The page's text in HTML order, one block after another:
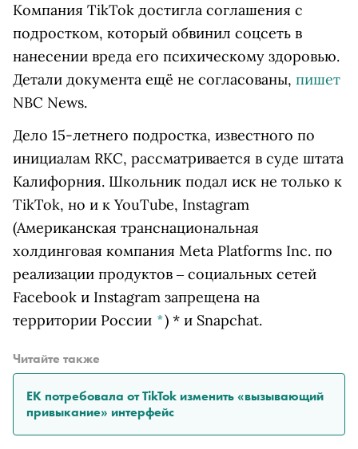
Компания TikTok достигла соглашения с
подростком, который обвинил соцсеть в
нанесении вреда его психическому здоровью.
Детали документа ещё не согласованы, пишет
NBC News.
Дело 15-летнего подростка, известного по
инициалам RKC, рассматривается в суде штата
Калифорния. Школьник подал иск не только к
TikTok, но и к YouTube, Instagram
(Американская транснациональная
холдинговая компания Meta Platforms Inc. по
реализации продуктов ‒ социальных сетей
Facebook и Instagram запрещена на
территории России *) * и Snapchat.
Читайте также
ЕК потребовала от TikTok изменить «вызывающий
привыкание» интерфейс